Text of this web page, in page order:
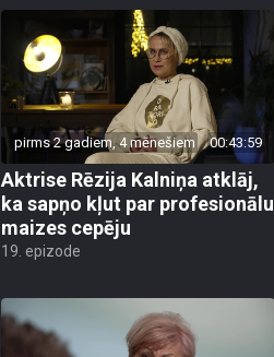
pirms 2 gadiem, 4 mēnešiem 00:43:59
Aktrise Rēzija Kalniņa atklāj,
ka sapņo kļut par profesionālu
maizes cepēju
19. epizode